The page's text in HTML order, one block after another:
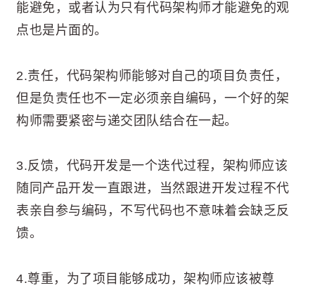
能避免，或者认为只有代码架构师才能避免的观
点也是片面的。
2.责任，代码架构师能够对自己的项目负责任，
但是负责任也不一定必须亲自编码，一个好的架
构师需要紧密与递交团队结合在一起。
3.反馈，代码开发是一个迭代过程，架构师应该
随同产品开发一直跟进，当然跟进开发过程不代
表亲自参与编码，不写代码也不意味着会缺乏反
馈。
4.尊重，为了项目能够成功，架构师应该被尊